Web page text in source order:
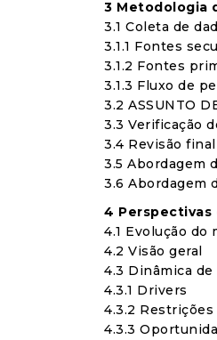
3 Metodologia
3.1 Coleta de
3.1.1 Fontes
3.1.2 Fontes
3.1.3 Fluxo de
3.2 ASSUNTO
3.3 Verificação
3.4 Revisão final
3.5 Abordagem
3.6 Abordagem
4 Perspectivas
4.1 Evolução do
4.2 Visão geral
4.3 Dinâmica de
4.3.1 Drivers
4.3.2 Restrições
4.3.3